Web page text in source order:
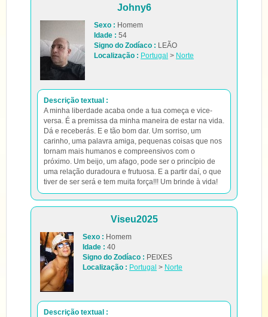
Johny6
Sexo : Homem
Idade : 54
Signo do Zodíaco : LEÃO
Localização : Portugal > Norte
Descrição textual :
A minha liberdade acaba onde a tua começa e vice-
versa. É a premissa da minha maneira de estar na vida.
Dá e receberás. E e tão bom dar. Um sorriso, um
carinho, uma palavra amiga, pequenas coisas que nos
tornam mais humanos e compreensivos com o
próximo. Um beijo, um afago, pode ser o princípio de
uma relação duradoura e frutuosa. E a partir daí, o que
tiver de ser será e tem muita força!!! Um brinde à vida!
Viseu2025
Sexo : Homem
Idade : 40
Signo do Zodíaco : PEIXES
Localização : Portugal > Norte
Descrição textual :